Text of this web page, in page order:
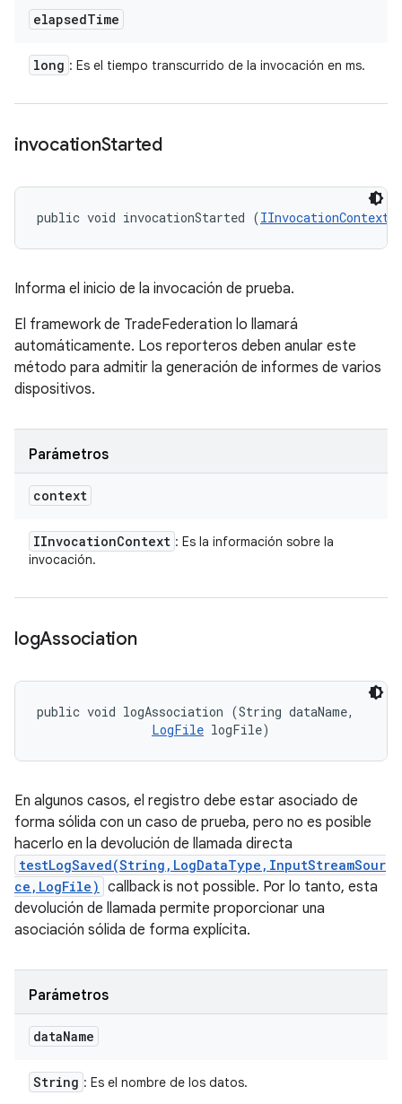
elapsedTime
long : Es el tiempo transcurrido de la invocación en ms.
invocationStarted
public void invocationStarted (IInvocationContext
Informa el inicio de la invocación de prueba.
El framework de TradeFederation lo llamará
automáticamente. Los reporteros deben anular este
método para admitir la generación de informes de varios
dispositivos.
Parámetros
context
IInvocationContext : Es la información sobre la
invocación.
logAssociation
public void logAssociation (String dataName,
LogFile logFile)
En algunos casos, el registro debe estar asociado de
forma sólida con un caso de prueba, pero no es posible
hacerlo en la devolución de llamada directa
testLogSaved(String,LogDataType,InputStreamSour
ce,LogFile) callback is not possible. Por lo tanto, esta
devolución de llamada permite proporcionar una
asociación sólida de forma explícita.
Parámetros
dataName
String : Es el nombre de los datos.